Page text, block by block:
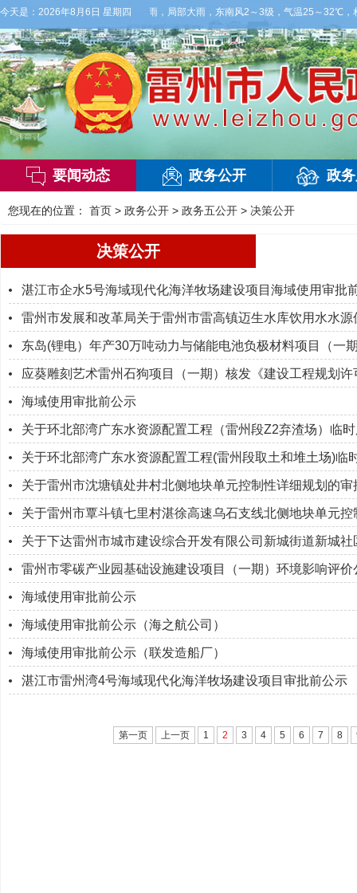
今天是： 2026年8月6日 星期四
明天白天，阴天间多云，有雷阵雨，局部大雨，东南风2～3级，气温25～32℃，
要闻动态 政务公开 政
您现在的位置： 首页 > 政务公开 > 政务五公开 > 决策公开
决策公开
湛江市企水5号海域现代化海洋牧场建设项目海域使用审批
雷州市发展和改革局关于雷州市雷高镇迈生水库饮用水水
东岛(锂电）年产30万吨动力与储能电池负极材料项目（一
应葵雕刻艺术雷州石狗项目（一期）核发《建设工程规划
海域使用审批前公示
关于环北部湾广东水资源配置工程（雷州段Z2弃渣场）临
关于环北部湾广东水资源配置工程(雷州段取土和堆土场)临
关于雷州市沈塘镇处井村北侧地块单元控制性详细规划的审
关于雷州市覃斗镇七里村湛徐高速乌石支线北侧地块单元
关于下达雷州市城市建设综合开发有限公司新城街道新城
雷州市零碳产业园基础设施建设项目（一期）环境影响评
海域使用审批前公示
海域使用审批前公示（海之航公司）
海域使用审批前公示（联发造船厂）
湛江市雷州湾4号海域现代化海洋牧场建设项目审批前公示
第一页 上一页 1 2 3 4 5 6 7 8